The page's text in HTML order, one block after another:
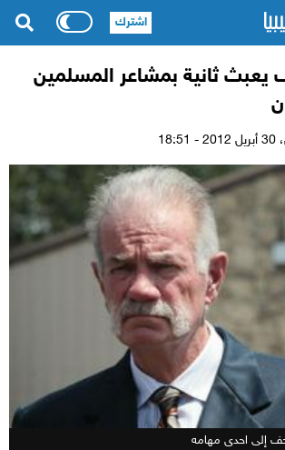
يعبث ثانية بمشاعر المسلمين
إلى احدى مهامه
اشترك